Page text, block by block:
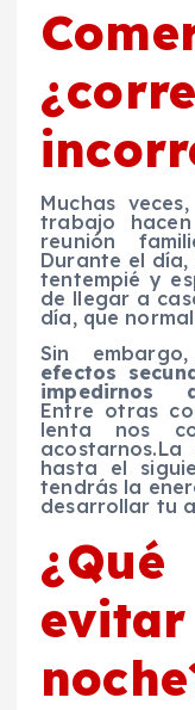
Muchas
trabajo
reunión
Durante el
tentempié y
de llegar a
día, que
Sin
efectos
impedirnos
Entre otras
lenta nos
hasta el
tendrás la
desarrollar tu
evitar